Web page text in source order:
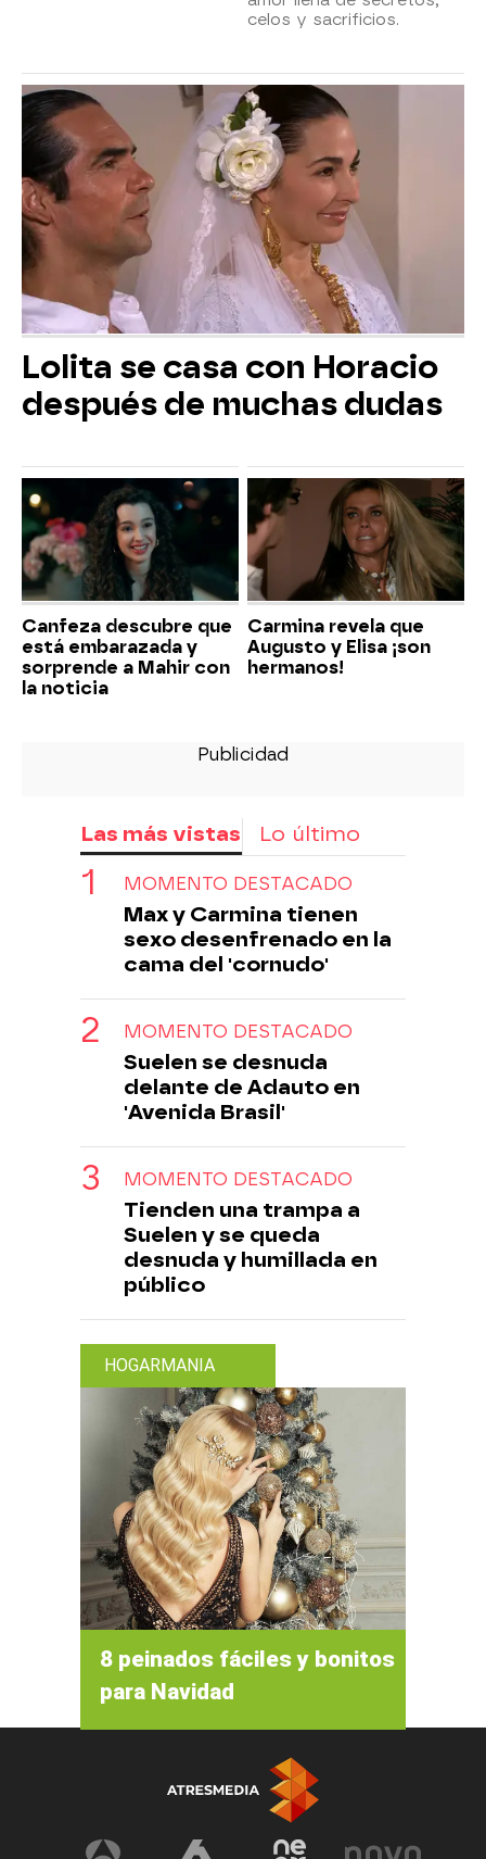
celos y sacrificios.
Lolita se casa con Horacio
después de muchas dudas
Canfeza descubre que
está embarazada y
sorprende a Mahir con
la noticia
Carmina revela que
Augusto y Elisa ¡son
hermanos!
Las más vistas Lo último
MOMENTO DESTACADO
Max y Carmina tienen
sexo desenfrenado en la
cama del 'cornudo'
MOMENTO DESTACADO
Suelen se desnuda
delante de Adauto en
'Avenida Brasil'
MOMENTO DESTACADO
Tienden una trampa a
Suelen y se queda
desnuda y humillada en
público
HOGARMANIA
8 peinados fáciles y bonitos
para Navidad